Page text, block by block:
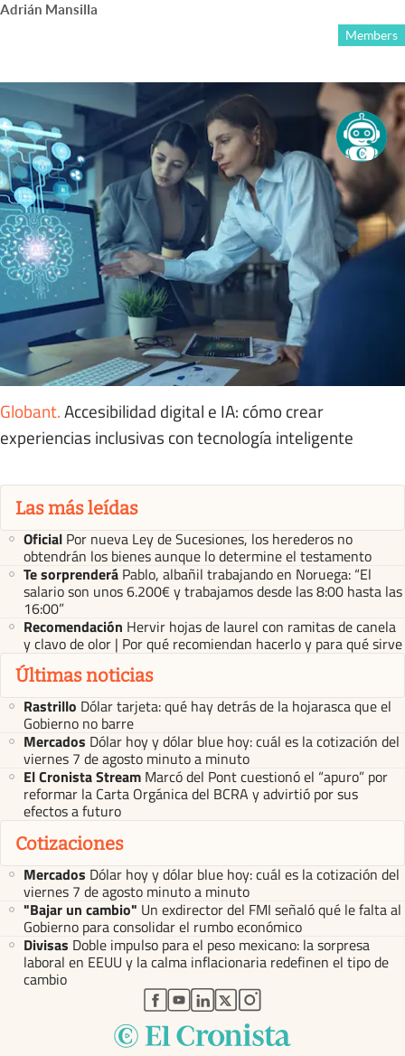
Adrián Mansilla
Members
Globant.Accesibilidad digital e IA: cómo crear
experiencias inclusivas con tecnología inteligente
Las más leídas
Oficial Por nueva Ley de Sucesiones, los herederos no
obtendrán los bienes aunque lo determine el testamento
Te sorprenderá Pablo, albañil trabajando en Noruega: “El
salario son unos 6.200€ y trabajamos desde las 8:00 hasta las
16:00”
Recomendación Hervir hojas de laurel con ramitas de canela
y clavo de olor | Por qué recomiendan hacerlo y para qué sirve
Últimas noticias
Rastrillo Dólar tarjeta: qué hay detrás de la hojarasca que el
Gobierno no barre
Mercados Dólar hoy y dólar blue hoy: cuál es la cotización del
viernes 7 de agosto minuto a minuto
El Cronista Stream Marcó del Pont cuestionó el “apuro” por
reformar la Carta Orgánica del BCRA y advirtió por sus
efectos a futuro
Cotizaciones
Mercados Dólar hoy y dólar blue hoy: cuál es la cotización del
viernes 7 de agosto minuto a minuto
"Bajar un cambio" Un exdirector del FMI señaló qué le falta al
Gobierno para consolidar el rumbo económico
Divisas Doble impulso para el peso mexicano: la sorpresa
laboral en EEUU y la calma inflacionaria redefinen el tipo de
cambio
abre en nueva pestaña
abre en nueva pestaña
abre en nueva pestaña
abre en nueva pestaña
abre en nueva pestaña